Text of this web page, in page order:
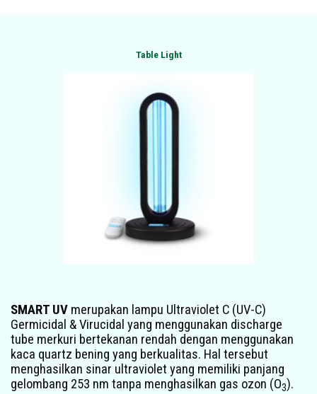
Table Light
SMART UV merupakan lampu Ultraviolet C (UV-C)
Germicidal & Virucidal yang menggunakan discharge
tube merkuri bertekanan rendah dengan menggunakan
kaca quartz bening yang berkualitas. Hal tersebut
menghasilkan sinar ultraviolet yang memiliki panjang
gelombang 253 nm tanpa menghasilkan gas ozon (O3).